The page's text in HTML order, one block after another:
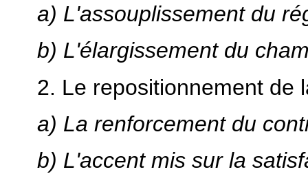
a) L'assouplissement du
b) L'élargissement du
2. Le repositionnement de
a) La renforcement du
b) L'accent mis sur la